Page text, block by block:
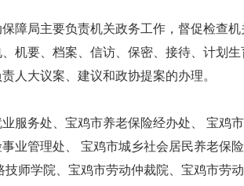
障局主要负责机关政务工作，督促检查
机要、档案、信访、保密、接待、计划生
人大议案、建议和政协提案的办理。
服务处、宝鸡市养老保险经办处、 宝鸡
业管理处、 宝鸡市城乡社会居民养老保
师学院、宝鸡市劳动仲裁院、宝鸡市劳